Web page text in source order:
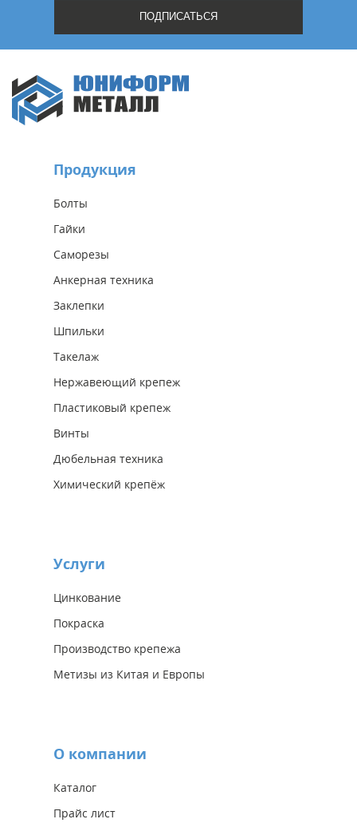
Продукция
Болты
Гайки
Саморезы
Анкерная техника
Заклепки
Шпильки
Такелаж
Нержавеющий крепеж
Пластиковый крепеж
Винты
Дюбельная техника
Химический крепёж
Услуги
Цинкование
Покраска
Производство крепежа
Метизы из Китая и Европы
О компании
Каталог
Прайс лист